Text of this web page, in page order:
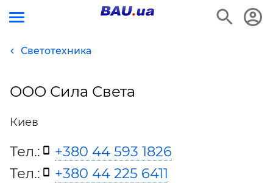
Светотехника
ООО Сила Света
Киев
Тел.:
+380 44 593 1826
Тел.:
+380 44 225 6411